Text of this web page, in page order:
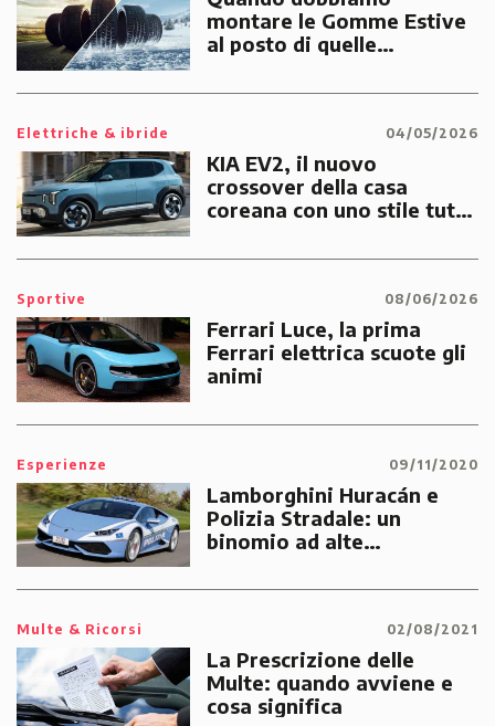
montare le Gomme Estive
al posto di quelle
Elettriche & ibride 04/05/2026
KIA EV2, il nuovo
crossover della casa
coreana con uno stile tutto
Sportive 08/06/2026
Ferrari Luce, la prima
Ferrari elettrica scuote gli
animi
Esperienze 09/11/2020
Lamborghini Huracán e
Polizia Stradale: un
binomio ad alte
emergenze dei cittadini
Multe & Ricorsi 02/08/2021
La Prescrizione delle
Multe: quando avviene e
cosa significa